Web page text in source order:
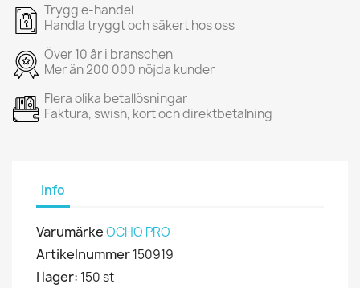
Trygg e-handel
Handla tryggt och säkert hos oss
Över 10 år i branschen
Mer än 200 000 nöjda kunder
Flera olika betallösningar
Faktura, swish, kort och direktbetalning
Info
VarumärkeOCHO PRO
Artikelnummer150919
I lager: 150 st